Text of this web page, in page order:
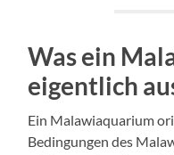
Was ein
eigentlich
Ein Malawiaquarium
Bedingungen des